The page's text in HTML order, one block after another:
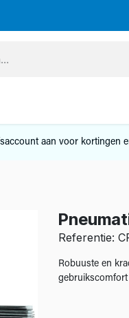
aan voor kortingen
Referentie:
Robuuste en
gebruikscomfort